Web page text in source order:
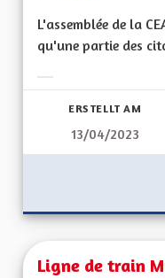
L'assemblée de la
qu'une partie des
ERSTELLT AM
13/04/2023
Ligne de train